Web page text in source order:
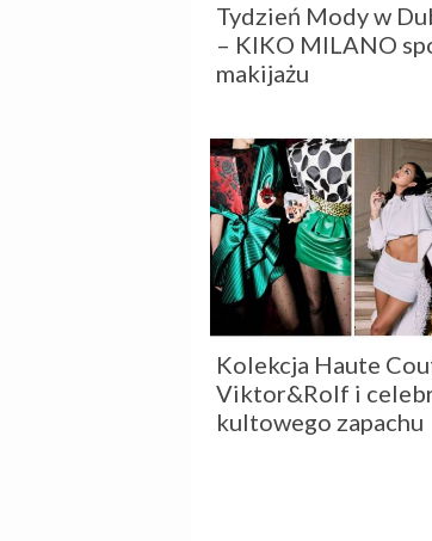
Tydzień Mody w
– KIKO MILANO
makijażu
Kolekcja Haute
Viktor&Rolf i
kultowego zapachu